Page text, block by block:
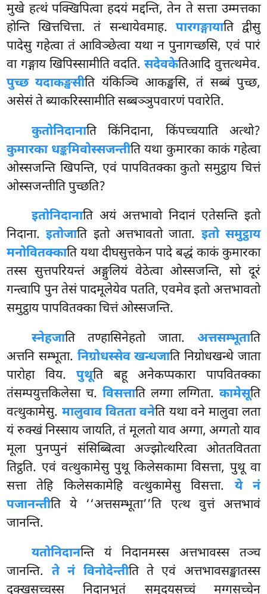
मुखे हत्थं पक्खिपित्वा हदयं मद्दन्ति, तेन ते सत्ता उम्मत्तका
होन्ति खित्तचित्ता. तं सन्धायेवमाह. पारगङ्गायाति द्वीसु
पादेसु गहेत्वा तं आविञ्छेत्वा यथा न पुनागच्छसि, एवं पारं
वा गङ्गाय खिपिस्सामीति वदति.सदेवकेतिआदि वुत्तत्थमेव.
पुच्छ यदाकङ्खसीति यंकिञ्चि आकङ्खसि, तं सब्बं पुच्छ,
असेसं ते ब्याकरिस्सामीति सब्बञ्ञुपवारणं पवारेति.
कुतोनिदानाति किंनिदाना, किंपच्चयाति अत्थो?
कुमारका धङ्कमिवोस्सजन्तीति यथा कुमारका काकं गहेत्वा
ओस्सजन्ति खिपन्ति, एवं पापवितक्का कुतो समुट्ठाय चित्तं
ओस्सजन्तीति पुच्छति?
इतोनिदानाति अयं अत्तभावो निदानं एतेसन्ति इतो
निदाना.इतोजाति इतो अत्तभावतो जाता. इतो समुट्ठाय
मनोवितक्काति यथा दीघसुत्तकेन पादे बद्धं काकं कुमारका
तस्स सुत्तपरियन्तं अङ्गुलियं वेठेत्वा ओस्सजन्ति, सो दूरं
गन्त्वापि पुन तेसं पादमूलेयेव पतति, एवमेव इतो अत्तभावतो
समुट्ठाय पापवितक्का चित्तं ओस्सजन्ति.
स्नेहजाति तण्हासिनेहतो जाता. अत्तसम्भूताति
अत्तनि सम्भूता. निग्रोधस्सेव खन्धजाति निग्रोधखन्धे जाता
पारोहा विय.पुथूति बहू अनेकप्पकारा पापवितक्का
तंसम्पयुत्तकिलेसा च.विसत्ताति लग्गा लग्गिता. कामेसूति
वत्थुकामेसु. मालुवाव वितता वनेति यथा वने मालुवा लता
यं रुक्खं निस्साय जायति, तं मूलतो याव अग्गा, अग्गतो याव
मूला पुनप्पुनं संसिब्बित्वा अज्झोत्थरित्वा ओततवितता
तिट्ठति. एवं वत्थुकामेसु पुथू किलेसकामा विसत्ता, पुथू वा
सत्ता तेहि किलेसकामेहि वत्थुकामेसु विसत्ता. ये नं
पजानन्तीति ये ‘‘अत्तसम्भूता’’ति एत्थ वुत्तं अत्तभावं
जानन्ति.
यतोनिदानन्ति यं निदानमस्स अत्तभावस्स तञ्च
जानन्ति. ते नं विनोदेन्तीति ते एवं अत्तभावसङ्खातस्स
दुक्खसच्चस्स निदानभूतं समुदयसच्चं मग्गसच्चेन